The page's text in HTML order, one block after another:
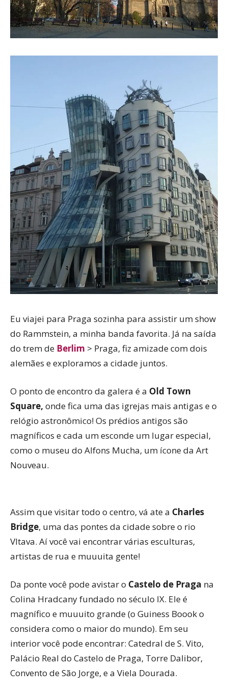
Eu viajei para Praga sozinha para assistir um show
do Rammstein, a minha banda favorita. Já na saída
do trem de Berlim > Praga, fiz amizade com dois
alemães e exploramos a cidade juntos.
O ponto de encontro da galera é a Old Town
Square, onde fica uma das igrejas mais antigas e o
relógio astronômico! Os prédios antigos são
magníficos e cada um esconde um lugar especial,
como o museu do Alfons Mucha, um ícone da Art
Nouveau.
Assim que visitar todo o centro, vá ate a Charles
Bridge, uma das pontes da cidade sobre o rio
Vltava. Aí você vai encontrar várias esculturas,
artistas de rua e muuuita gente!
Da ponte você pode avistar o Castelo de Praga na
Colina Hradcany fundado no século IX. Ele é
magnífico e muuuito grande (o Guiness Boook o
considera como o maior do mundo). Em seu
interior você pode encontrar: Catedral de S. Vito,
Palácio Real do Castelo de Praga, Torre Dalibor,
Convento de São Jorge, e a Viela Dourada.